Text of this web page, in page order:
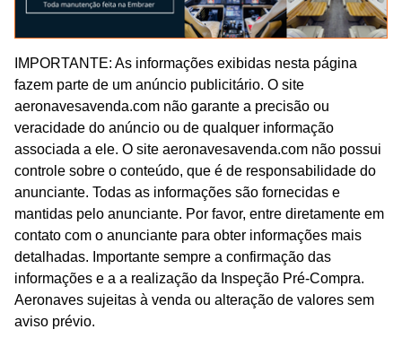
IMPORTANTE: As informações exibidas nesta página
fazem parte de um anúncio publicitário. O site
aeronavesavenda.com não garante a precisão ou
veracidade do anúncio ou de qualquer informação
associada a ele. O site aeronavesavenda.com não possui
controle sobre o conteúdo, que é de responsabilidade do
anunciante. Todas as informações são fornecidas e
mantidas pelo anunciante. Por favor, entre diretamente em
contato com o anunciante para obter informações mais
detalhadas. Importante sempre a confirmação das
informações e a a realização da Inspeção Pré-Compra.
Aeronaves sujeitas à venda ou alteração de valores sem
aviso prévio.